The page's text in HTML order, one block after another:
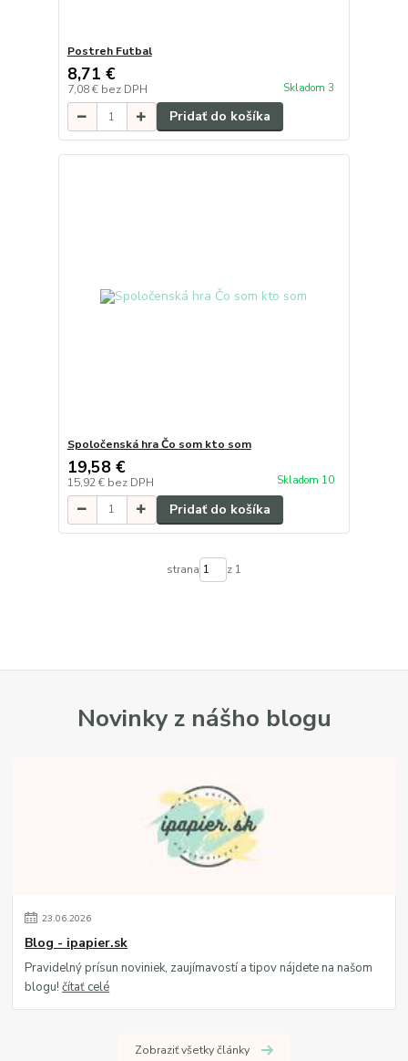
Postreh Futbal
8,71 €
7,08 € bez DPH Skladom 3
Pridať do košíka
Spoločenská hra Čo som kto som
19,58 €
15,92 € bez DPH Skladom 10
Pridať do košíka
strana z 1
Novinky z nášho blogu
23.06.2026
Blog - ipapier.sk
Pravidelný prísun noviniek, zaujímavostí a tipov nájdete na našom
blogu!čítať celé
Zobraziť všetky články